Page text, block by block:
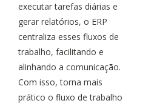
executar tarefas diárias e
gerar relatórios, o ERP
centraliza esses fluxos de
trabalho, facilitando e
alinhando a comunicação.
Com isso, torna mais
prático o fluxo de trabalho